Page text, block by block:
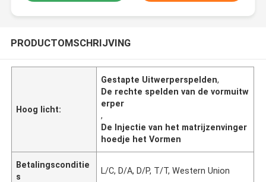
PRODUCTOMSCHRIJVING
Hoog licht:
Gestapte Uitwerperspelden,
De rechte spelden van de vormuitw
erper
,
De Injectie van het matrijzenvinger
hoedje het Vormen
Betalingsconditie
s
L/C, D/A, D/P, T/T, Western Union